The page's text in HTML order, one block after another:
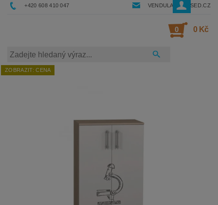
+420 608 410 047 VENDULA@RESSED.CZ
0 0 Kč
ZOBRAZIT: CENA